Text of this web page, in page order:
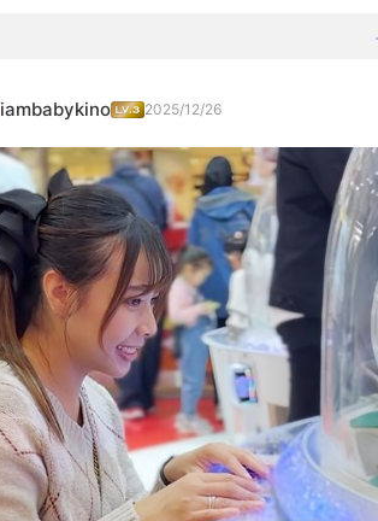
iambabykino 2025/12/26